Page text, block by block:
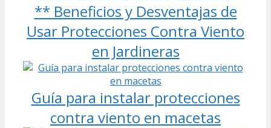
** Beneficios y Desventajas de
Usar Protecciones Contra Viento
en Jardineras
Guía para instalar protecciones
contra viento en macetas